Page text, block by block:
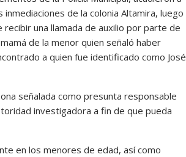
inmediaciones de la colonia Altamira, luego
recibir una llamada de auxilio por parte de
de la menor quien señaló haber
a quien fue identificado como José
señalada como presunta responsable
investigadora a fin de que pueda
en los menores de edad, así como